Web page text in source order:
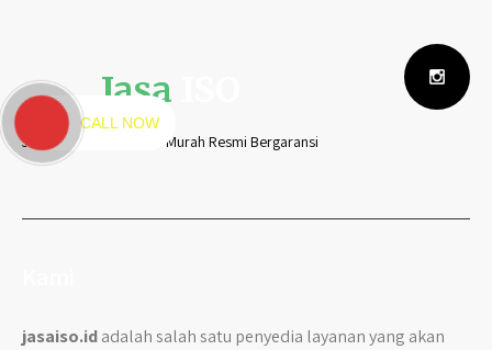
Jasa
Jasa ISO Cepat Mudah Murah Resmi Bergaransi
jasaiso.idadalah salah satu penyedia layanan yang akan
CALL NOW